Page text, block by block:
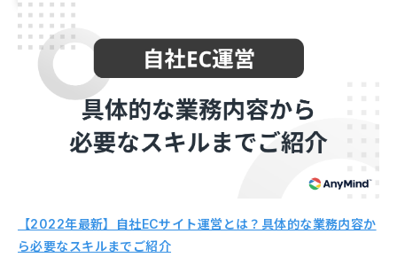
【2022年最新】自社ECサイト運営とは？具体的な業務内容か
ら必要なスキルまでご紹介